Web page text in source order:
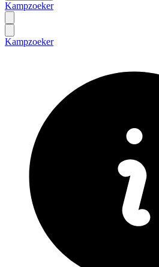
Kampzoeker
Kampzoeker